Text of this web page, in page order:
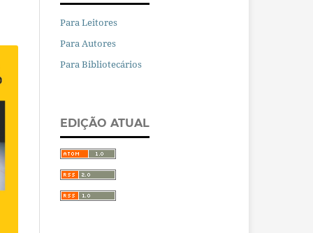
Para Leitores
Para Autores
Para Bibliotecários
EDIÇÃO ATUAL